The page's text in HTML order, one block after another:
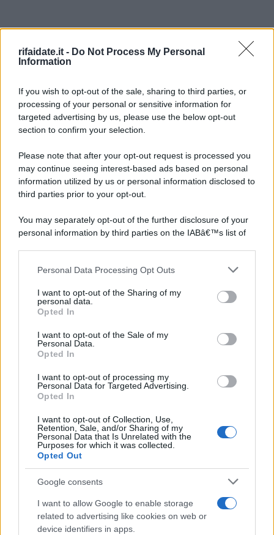
rifaidate.it - Do Not Process My Personal
Information
If you wish to opt-out of the sale, sharing to third parties, or
processing of your personal or sensitive information for
targeted advertising by us, please use the below opt-out
section to confirm your selection.
Please note that after your opt-out request is processed you
may continue seeing interest-based ads based on personal
information utilized by us or personal information disclosed to
third parties prior to your opt-out.
You may separately opt-out of the further disclosure of your
personal information by third parties on the IABâ€™s list of
This information may also be disclosed by us to third parties
further disclose it to other third parties.
Please note that this website/app uses one or more Google
services and may gather and store information including but
not limited to your visit or usage behaviour. You may click to
grant or deny consent to Google and its third-party tags to
consent section.
Personal Data Processing Opt Outs
I want to opt-out of the Sharing of my
personal data.
Opted In
I want to opt-out of the Sale of my
Personal Data.
Opted In
I want to opt-out of processing my
Personal Data for Targeted Advertising.
Opted In
I want to opt-out of Collection, Use,
Retention, Sale, and/or Sharing of my
Personal Data that Is Unrelated with the
Purposes for which it was collected.
Opted Out
Google consents
I want to allow Google to enable storage
related to advertising like cookies on web or
device identifiers in apps.